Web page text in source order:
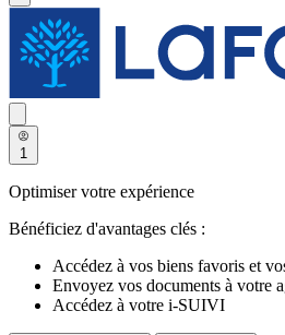
1
Optimiser votre expérience
Bénéficiez d'avantages clés :
Accédez à vos biens favoris et
Envoyez vos documents à votre
Accédez à votre i-SUIVI